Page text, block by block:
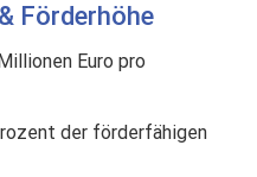
Förderhöhe
Euro pro
der förderfähigen